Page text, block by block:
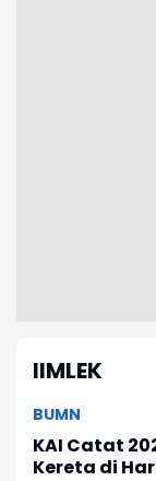
IIMLEK
BUMN
KAI Catat
Kereta di